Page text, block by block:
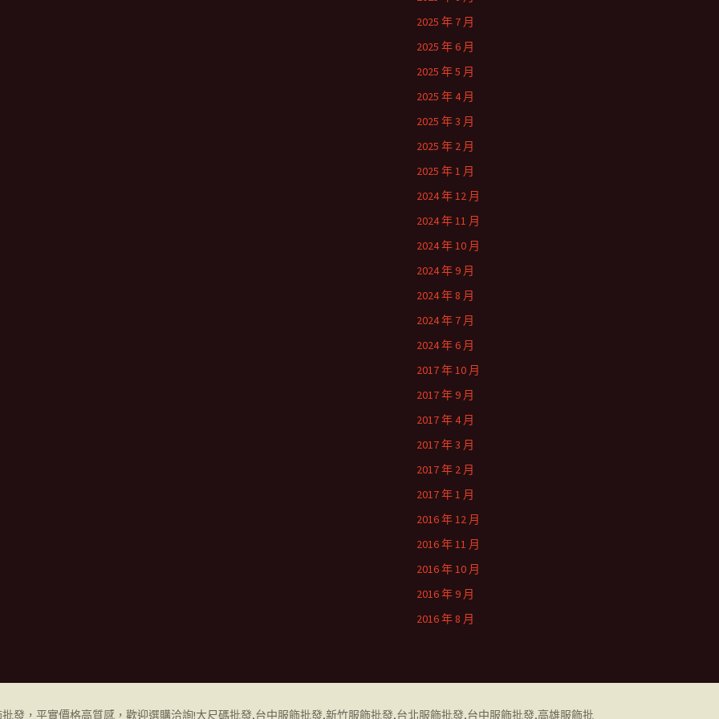
2025 年 7 月
2025 年 6 月
2025 年 5 月
2025 年 4 月
2025 年 3 月
2025 年 2 月
2025 年 1 月
2024 年 12 月
2024 年 11 月
2024 年 10 月
2024 年 9 月
2024 年 8 月
2024 年 7 月
2024 年 6 月
2017 年 10 月
2017 年 9 月
2017 年 4 月
2017 年 3 月
2017 年 2 月
2017 年 1 月
2016 年 12 月
2016 年 11 月
2016 年 10 月
2016 年 9 月
2016 年 8 月
發，平實價格高質感，歡迎選購洽詢!大尺碼批發,台中服飾批發,新竹服飾批發,台北服飾批發,台中服飾批發,高雄服飾批